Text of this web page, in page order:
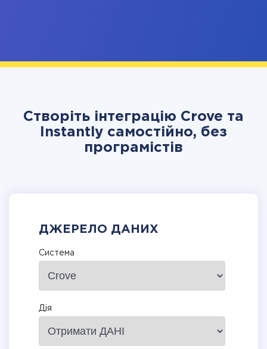
Створіть інтеграцію Crove та
Instantly самостійно, без
програмістів
ДЖЕРЕЛО ДАНИХ
Система
Дія